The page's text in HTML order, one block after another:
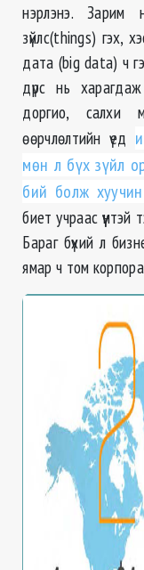
нэрлэнэ. Зарим
зүйлс(things) гэх,
дата (big data) ч
дүрс нь
доргио, салхи
өөрчлөлтийн үед
мөн л бүх зүйл
бий болж
биет учраас үүнтэй
Бараг бүхий л
ямар ч том